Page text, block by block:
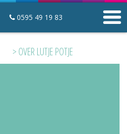
0595 49 19 83
lutje potje
> OVER LUTJE POTJE